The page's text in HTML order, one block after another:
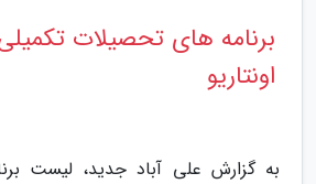
برنامه های تحصیلات
اونتاریو
به گزارش علی آباد جدید، لیست